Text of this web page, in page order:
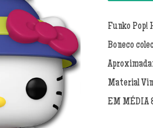
Funko Pop!
Boneco
Material
EM MÉDIA